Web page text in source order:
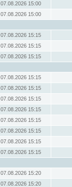
07.08.2026 15:00
07.08.2026 15:00
07.08.2026 15:15
07.08.2026 15:15
07.08.2026 15:15
07.08.2026 15:15
07.08.2026 15:15
07.08.2026 15:15
07.08.2026 15:15
07.08.2026 15:15
07.08.2026 15:15
07.08.2026 15:15
07.08.2026 15:15
07.08.2026 15:20
07.08.2026 15:20